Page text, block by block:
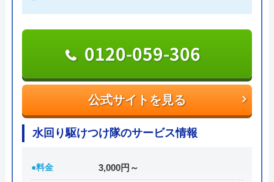
0120-886-775
水道修理プロの基本情報
運営会社 株式会社大和コーポレーション
代表者 小林 竜士
公式サイトを見る
0120-059-306
水回り駆けつけ隊のサービス情報
●料金 3,000円～